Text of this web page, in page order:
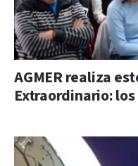
AGMER realiza
Extraordinario: